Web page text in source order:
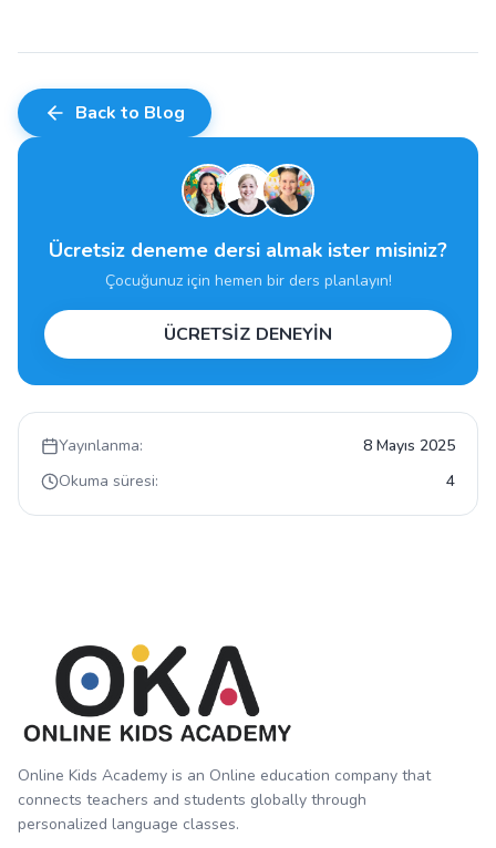
Back to Blog
Ücretsiz deneme dersi almak ister misiniz?
Çocuğunuz için hemen bir ders planlayın!
ÜCRETSİZ DENEYİN
Yayınlanma:
8 Mayıs 2025
Okuma süresi:
4
Online Kids Academy is an Online education company that
connects teachers and students globally through
personalized language classes.